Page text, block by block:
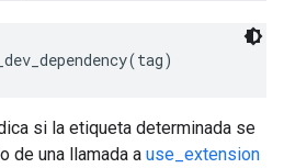
si la etiqueta determinada se
de una llamada a use_extension